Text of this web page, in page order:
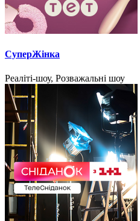
СуперЖінка
Реаліті-шоу, Розважальні шоу